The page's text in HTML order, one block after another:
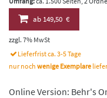
ab149,50 €
zzgl. 7% MwSt
Lieferfrist ca. 3-5 Tage
nur noch wenige Exemplare
Online Version: Behr's